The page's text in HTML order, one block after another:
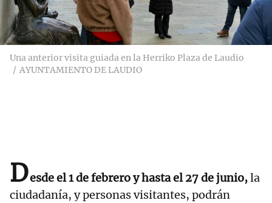
Una anterior visita guiada en la Herriko Plaza de Laudio
AYUNTAMIENTO DE LAUDIO
Desde el 1 de febrero y hasta el 27 de junio,la
ciudadanía, y personas visitantes, podrán